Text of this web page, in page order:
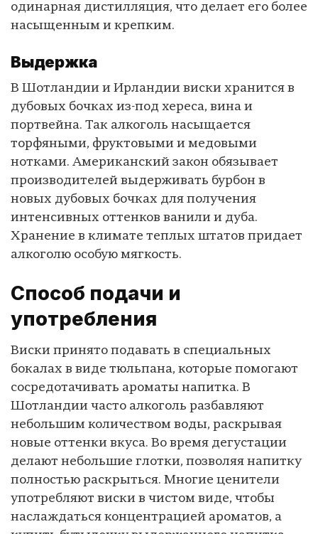
одинарная дистилляция, что делает его более
насыщенным и крепким.
Выдержка
В Шотландии и Ирландии виски хранится в
дубовых бочках из-под хереса, вина и
портвейна. Так алкоголь насыщается
торфяными, фруктовыми и медовыми
нотками. Американский закон обязывает
производителей выдерживать бурбон в
новых дубовых бочках для получения
интенсивных оттенков ванили и дуба.
Хранение в климате теплых штатов придает
алкоголю особую мягкость.
Способ подачи и
употребления
Виски принято подавать в специальных
бокалах в виде тюльпана, которые помогают
сосредотачивать ароматы напитка. В
Шотландии часто алкоголь разбавляют
небольшим количеством воды, раскрывая
новые оттенки вкуса. Во время дегустации
делают небольшие глотки, позволяя напитку
полностью раскрыться. Многие ценители
употребляют виски в чистом виде, чтобы
наслаждаться концентрацией ароматов, а